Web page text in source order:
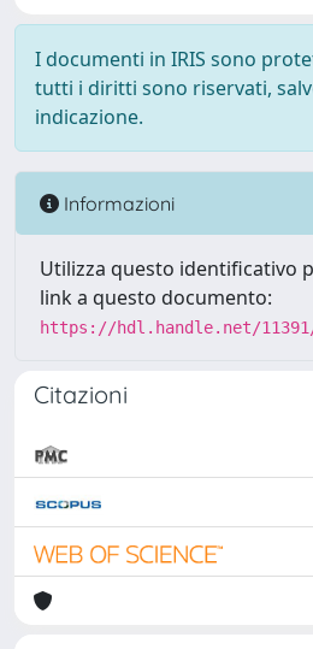
I documenti in IRIS sono
tutti i diritti sono riservati,
indicazione.
Informazioni
Utilizza questo identificativo
link a questo documento:
https://hdl.handle.net/11391/
Citazioni